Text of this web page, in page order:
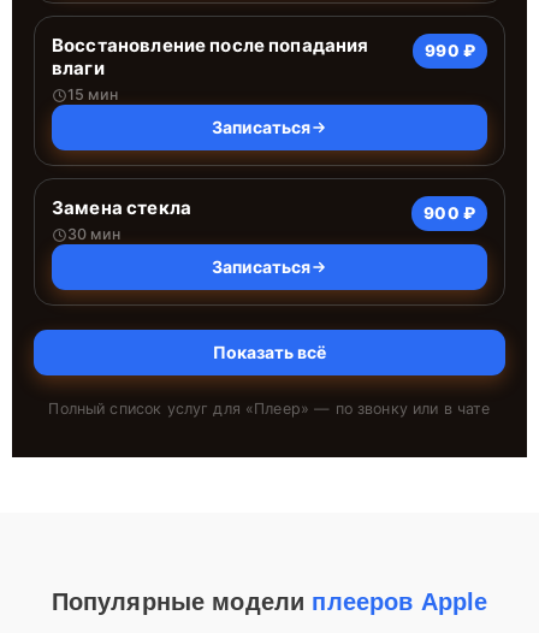
Восстановление после попадания
влаги
15 мин
990 ₽
Записаться
Замена стекла
30 мин
900 ₽
Записаться
Показать всё
Полный список услуг для «Плеер» — по звонку или в чате
Популярные модели плееров Apple